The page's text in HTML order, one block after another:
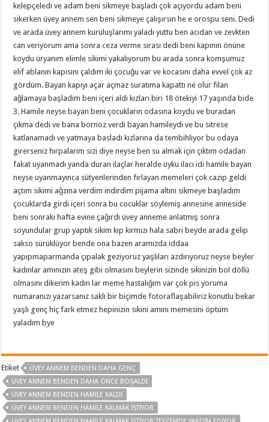
kelepçeledi ve adam beni sikmeye başladı çok açıyordu adam beni
sikerken üvey annem sen beni sikmeye çalışırsın he e orospu seni. Dedi
ve arada üvey annem kuruluşlarımı yaladı yuttu ben acıdan ve zevkten
can veriyorum ama sonra ceza verme sırası dedi beni kapının önüne
koydu üryanım elimle sikimi yakalıyorum bu arada sonra komşumuz
elif ablanın kapısını çaldım iki çocuğu var ve kocasını daha evvel çok az
gördüm. Bayan kapıyı açar açmaz suratıma kapattı ne olur filan
ağlamaya başladım beni içeri aldı kızları biri 18 ötekiyi 17 yaşında bide
3. Hamile neyse bayan beni çocukların odasına koydu ve buradan
çıkma dedi ve bana bornoz verdi bayan hamileydi ve bu sitrese
katlanamadı ve yatmaya basladı kızlarına da tembihliyor bu odaya
girerseniz hırpalarım sizi diye neyse ben su almak için çıktım odadan
fakat uyanmadı yanda duran ilaçlar heralde uyku ilacı idi hamile bayan
neyse uyanmayınca sütyenlerinden fırlayan memeleri çok cazip geldi
açtım sikimi ağzına verdim indirdim pijama altını sikmeye başladım
çocuklarda girdi içeri sonra bu cocuklar söylemiş annesine anneside
beni sonraki hafta evine çağırdı üvey anneme anlatmış sonra
soyundular grup yaptık sikim kıp kırmızı hala sabri beyde arada gelip
sakso sürüklüyor bende ona bazen aramızda iddaa
yapıpmaparmanda çıpalak geziyoruz yaşlıları azdırıyoruz neyse beyler
kadınlar amınızın ateş gibi olmasını beylerin sizinde sikinizin bol döllü
olmasını dikerim kadın lar meme hastalığım var çok pis yoruma
numaranızı yazarsanız saklı bir biçimde fotoraflaşabiliriz konutlu bekar
yaşlı genç hiç fark etmez hepinizin sikini amını memesini öptüm
yaladım bye
Etiket
ÜVEY ANNEM BENDEN DAHA GENÇ
ÜVEY ANNEM BENDEN DAHA ÖNCE BOŞALDI
ÜVEY ANNEM BENDEN HAMILE KALDI
ÜVEY ANNEM BENDEN HAMILE KALMAK ISTIYOR